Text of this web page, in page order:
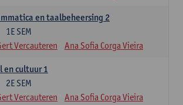
en taalbeheersing 2
1E SEM
Vercauteren Ana Sofia Corga Vieira
en cultuur 1
2E SEM
Vercauteren Ana Sofia Corga Vieira